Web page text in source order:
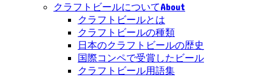
クラフトビールについてAbout
クラフトビールとは
クラフトビールの種類
日本のクラフトビールの歴史
国際コンペで受賞したビール
クラフトビール用語集